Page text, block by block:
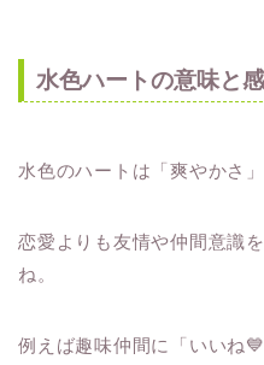
水色ハートの意味と
水色のハートは「爽やかさ
恋愛よりも友情や仲間意識
ね。
例えば趣味仲間に「いいね